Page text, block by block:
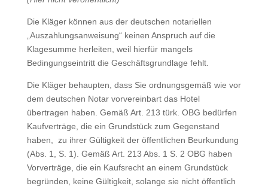
Die Kläger können aus der deutschen notariellen
„Auszahlungsanweisung“ keinen Anspruch auf die
Klagesumme herleiten, weil hierfür mangels
Bedingungseintritt die Geschäftsgrundlage fehlt.
Die Kläger behaupten, dass Sie ordnungsgemäß wie vor
dem deutschen Notar vorvereinbart das Hotel
übertragen haben. Gemäß Art. 213 türk. OBG bedürfen
Kaufverträge, die ein Grundstück zum Gegenstand
haben, zu ihrer Gültigkeit der öffentlichen Beurkundung
(Abs. 1, S. 1). Gemäß Art. 213 Abs. 1 S. 2 OBG haben
Vorverträge, die ein Kaufsrecht an einem Grundstück
begründen, keine Gültigkeit, solange sie nicht öffentlich